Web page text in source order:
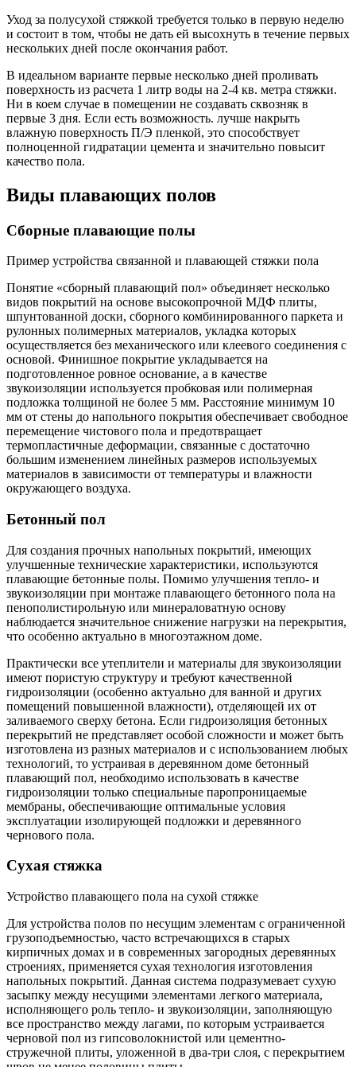
Уход за полусухой стяжкой требуется только в первую неделю
и состоит в том, чтобы не дать ей высохнуть в течение первых
нескольких дней после окончания работ.
В идеальном варианте первые несколько дней проливать
поверхность из расчета 1 литр воды на 2-4 кв. метра стяжки.
Ни в коем случае в помещении не создавать сквозняк в
первые 3 дня. Если есть возможность. лучше накрыть
влажную поверхность П/Э пленкой, это способствует
полноценной гидратации цемента и значительно повысит
качество пола.
Виды плавающих полов
Сборные плавающие полы
Пример устройства связанной и плавающей стяжки пола
Понятие «сборный плавающий пол» объединяет несколько
видов покрытий на основе высокопрочной МДФ плиты,
шпунтованной доски, сборного комбинированного паркета и
рулонных полимерных материалов, укладка которых
осуществляется без механического или клеевого соединения с
основой. Финишное покрытие укладывается на
подготовленное ровное основание, а в качестве
звукоизоляции используется пробковая или полимерная
подложка толщиной не более 5 мм. Расстояние минимум 10
мм от стены до напольного покрытия обеспечивает свободное
перемещение чистового пола и предотвращает
термопластичные деформации, связанные с достаточно
большим изменением линейных размеров используемых
материалов в зависимости от температуры и влажности
окружающего воздуха.
Бетонный пол
Для создания прочных напольных покрытий, имеющих
улучшенные технические характеристики, используются
плавающие бетонные полы. Помимо улучшения тепло- и
звукоизоляции при монтаже плавающего бетонного пола на
пенополистирольную или минераловатную основу
наблюдается значительное снижение нагрузки на перекрытия,
что особенно актуально в многоэтажном доме.
Практически все утеплители и материалы для звукоизоляции
имеют пористую структуру и требуют качественной
гидроизоляции (особенно актуально для ванной и других
помещений повышенной влажности), отделяющей их от
заливаемого сверху бетона. Если гидроизоляция бетонных
перекрытий не представляет особой сложности и может быть
изготовлена из разных материалов и с использованием любых
технологий, то устраивая в деревянном доме бетонный
плавающий пол, необходимо использовать в качестве
гидроизоляции только специальные паропроницаемые
мембраны, обеспечивающие оптимальные условия
эксплуатации изолирующей подложки и деревянного
чернового пола.
Сухая стяжка
Устройство плавающего пола на сухой стяжке
Для устройства полов по несущим элементам с ограниченной
грузоподъемностью, часто встречающихся в старых
кирпичных домах и в современных загородных деревянных
строениях, применяется сухая технология изготовления
напольных покрытий. Данная система подразумевает сухую
засыпку между несущими элементами легкого материала,
исполняющего роль тепло- и звукоизоляции, заполняющую
все пространство между лагами, по которым устраивается
черновой пол из гипсоволокнистой или цементно-
стружечной плиты, уложенной в два-три слоя, с перекрытием